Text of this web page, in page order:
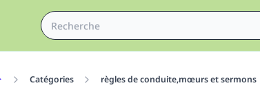
Catégories règles de conduite,mœurs et sermons